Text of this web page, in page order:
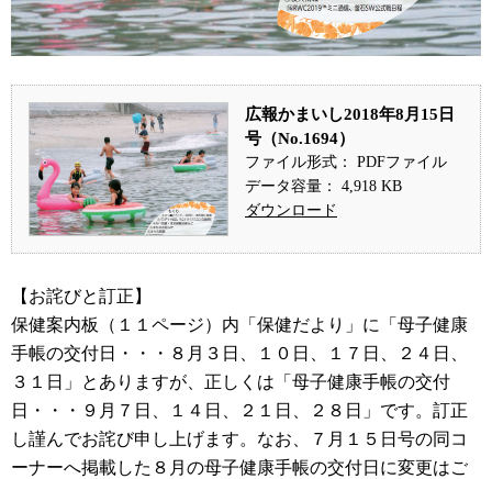
広報かまいし2018年8月15日
号（No.1694）
ファイル形式： PDFファイル
データ容量： 4,918 KB
ダウンロード
【お詫びと訂正】
保健案内板（１１ページ）内「保健だより」に「母子健康
手帳の交付日・・・８月３日、１０日、１７日、２４日、
３１日」とありますが、正しくは「母子健康手帳の交付
日・・・９月７日、１４日、２１日、２８日」です。訂正
し謹んでお詫び申し上げます。なお、７月１５日号の同コ
ーナーへ掲載した８月の母子健康手帳の交付日に変更はご